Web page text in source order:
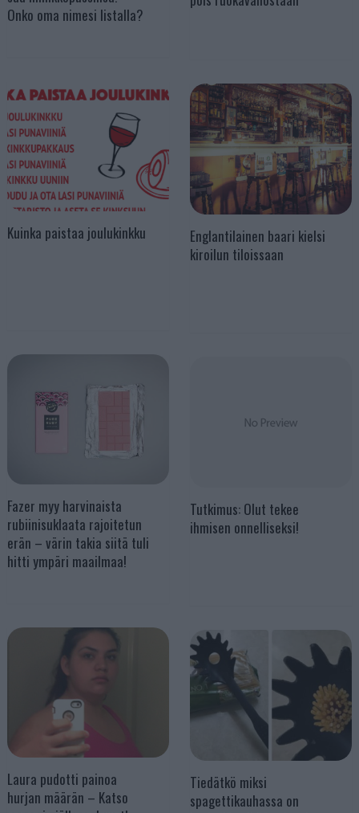
Onko oma nimesi listalla?
Kuinka paistaa joulukinkku
Englantilainen baari kielsi
kiroilun tiloissaan
Fazer myy harvinaista
rubiinisuklaata rajoitetun
erän – värin takia siitä tuli
hitti ympäri maailmaa!
Tutkimus: Olut tekee
ihmisen onnelliseksi!
Laura pudotti painoa
hurjan määrän – Katso
Tiedätkö miksi
spagettikauhassa on